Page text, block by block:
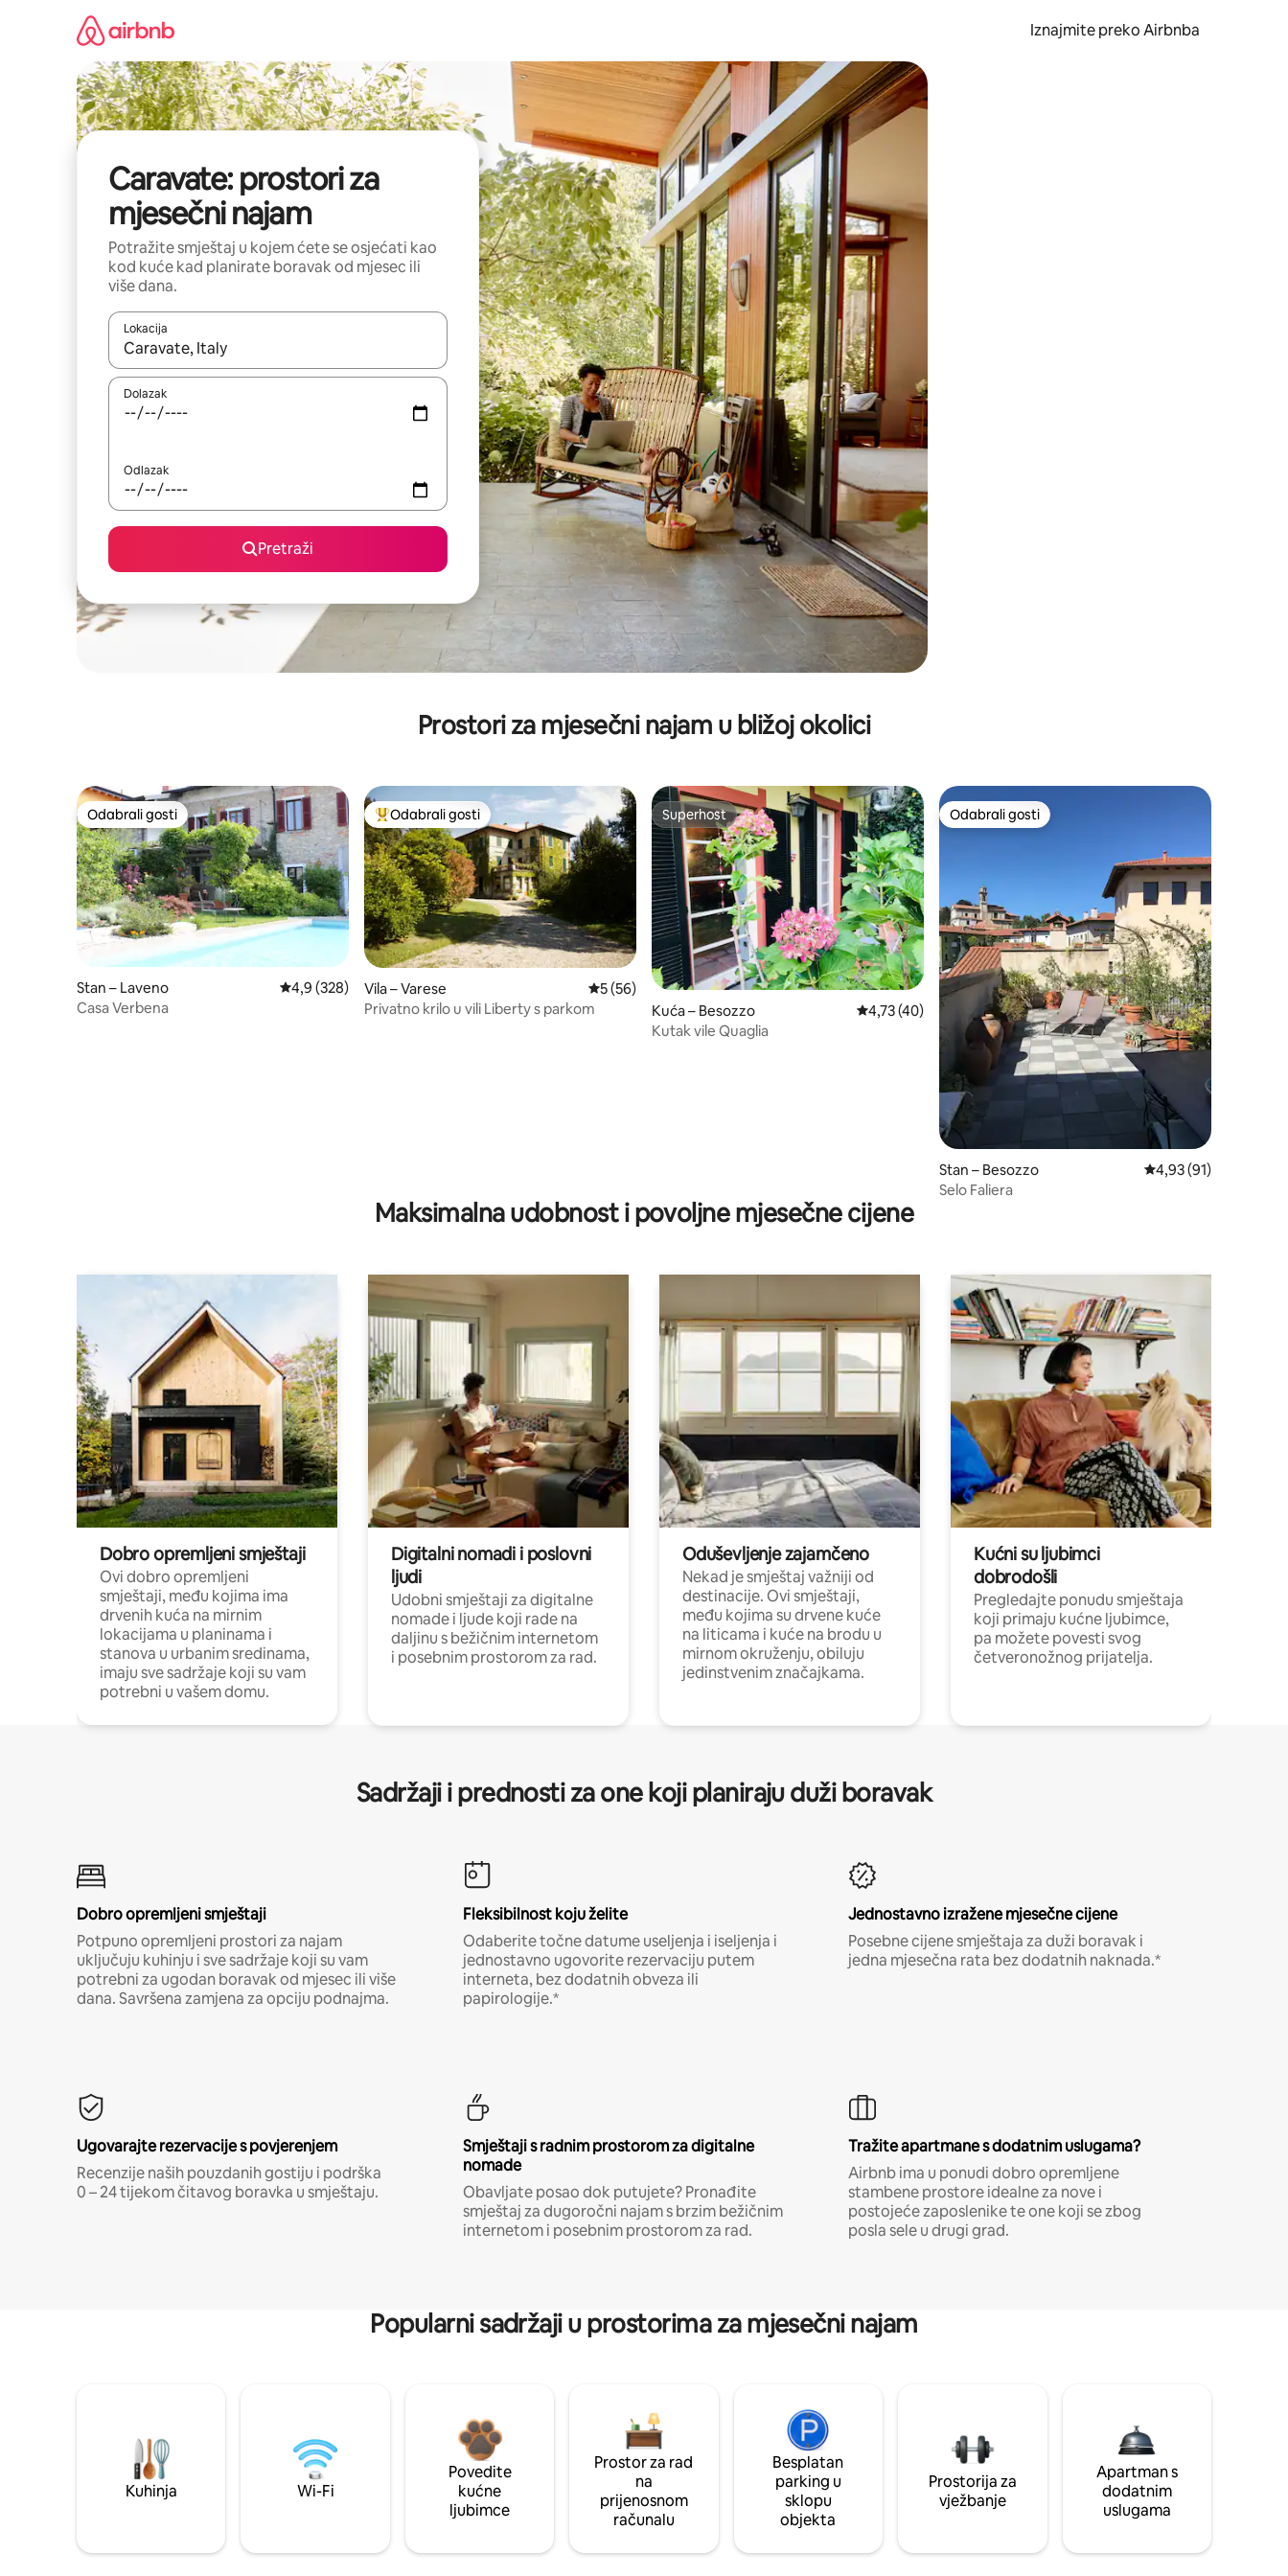
Iznajmite preko Airbnba
Caravate: prostori za
mjesečni najam
Potražite smještaj u kojem ćete se osjećati kao
kod kuće kad planirate boravak od mjesec ili
više dana.
Lokacija
Kada budu dostupni rezultati, moći ćete ih pregledati koristeći se strelicama prema gore i prema dolje, kao i dodirom ili prelaskom prstom po zaslonu.
Dolazak
Odlazak
Pretraži
Prostori za mjesečni najam u bližoj okolici
Odabrali gosti
Odabrali gosti
Stan – Laveno Prosječna ocjena: 4,9/5, recenzija: 328
4,9 (328)
Casa Verbena
Među najviše rangiranima s oznakom „Odabrali gosti”
Odabrali gosti
Vila – Varese Prosječna ocjena: 5/5, recenzija: 56
5 (56)
Privatno krilo u vili Liberty s parkom
Superhost
Superhost
Kuća – Besozzo Prosječna ocjena: 4,73/5, recenzija: 40
4,73 (40)
Kutak vile Quaglia
Odabrali gosti
Odabrali gosti
Stan – Besozzo Prosječna ocjena:
4,93 (91)
Selo Faliera
Maksimalna udobnost i povoljne mjesečne cijene
Dobro opremljeni smještaji
Ovi dobro opremljeni
smještaji, među kojima ima
drvenih kuća na mirnim
lokacijama u planinama i
stanova u urbanim sredinama,
imaju sve sadržaje koji su vam
potrebni u vašem domu.
Digitalni nomadi i poslovni
ljudi
Udobni smještaji za digitalne
nomade i ljude koji rade na
daljinu s bežičnim internetom
i posebnim prostorom za rad.
Oduševljenje zajamčeno
Nekad je smještaj važniji od
destinacije. Ovi smještaji,
među kojima su drvene kuće
na liticama i kuće na brodu u
mirnom okruženju, obiluju
jedinstvenim značajkama.
Kućni su ljubimci
dobrodošli
Pregledajte ponudu smještaja
koji primaju kućne ljubimce,
pa možete povesti svog
četveronožnog prijatelja.
Sadržaji i prednosti za one koji planiraju duži boravak
Dobro opremljeni smještaji
Potpuno opremljeni prostori za najam
uključuju kuhinju i sve sadržaje koji su vam
potrebni za ugodan boravak od mjesec ili više
dana. Savršena zamjena za opciju podnajma.
Fleksibilnost koju želite
Odaberite točne datume useljenja i iseljenja i
jednostavno ugovorite rezervaciju putem
interneta, bez dodatnih obveza ili
papirologije.*
Jednostavno izražene mjesečne cijene
Posebne cijene smještaja za duži boravak i
jedna mjesečna rata bez dodatnih naknada.*
Ugovarajte rezervacije s povjerenjem
Recenzije naših pouzdanih gostiju i podrška
0 – 24 tijekom čitavog boravka u smještaju.
Smještaji s radnim prostorom za digitalne
nomade
Obavljate posao dok putujete? Pronađite
smještaj za dugoročni najam s brzim bežičnim
internetom i posebnim prostorom za rad.
Tražite apartmane s dodatnim uslugama?
Airbnb ima u ponudi dobro opremljene
stambene prostore idealne za nove i
postojeće zaposlenike te one koji se zbog
posla sele u drugi grad.
Popularni sadržaji u prostorima za mjesečni najam
Kuhinja Wi-Fi
Povedite
kućne
ljubimce
Prostor za rad
na
prijenosnom
računalu
Besplatan
parking u
sklopu
objekta
Prostorija za
vježbanje
Apartman s
dodatnim
uslugama